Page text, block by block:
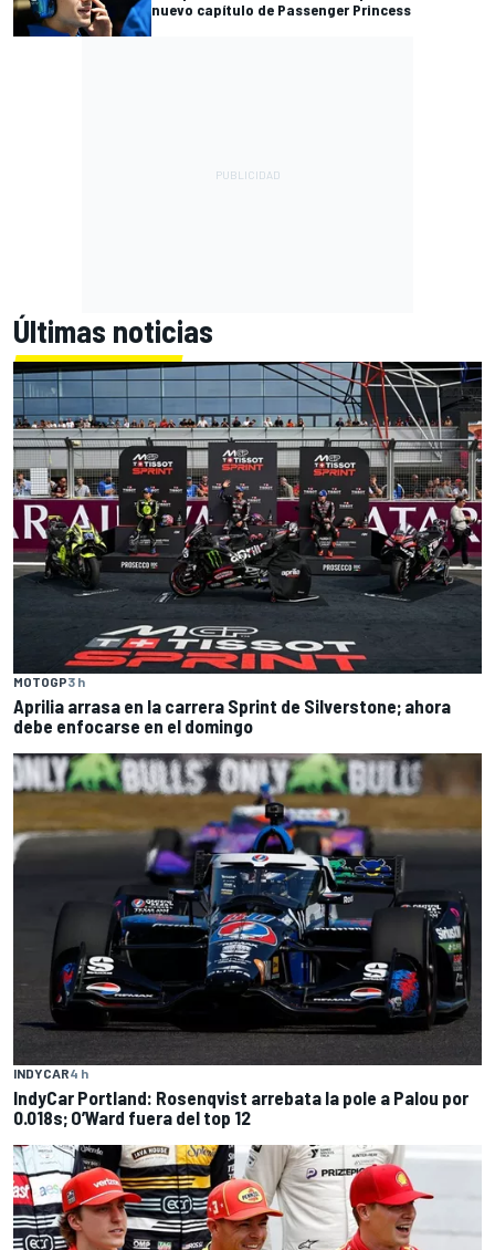
nuevo capítulo de Passenger Princess
Últimas noticias
MOTOGP3 h
Aprilia arrasa en la carrera Sprint de Silverstone; ahora
debe enfocarse en el domingo
INDYCAR4 h
IndyCar Portland: Rosenqvist arrebata la pole a Palou por
0.018s; O’Ward fuera del top 12